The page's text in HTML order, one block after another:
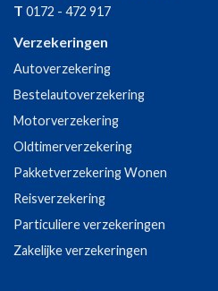
T 0172 - 472 917
Verzekeringen
Autoverzekering
Bestelautoverzekering
Motorverzekering
Oldtimerverzekering
Pakketverzekering Wonen
Reisverzekering
Particuliere verzekeringen
Zakelijke verzekeringen